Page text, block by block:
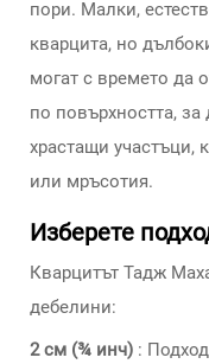
пори. Малки,
кварцита, но
могат с времето да
по повърхността, за
храстащи участъци,
или мръсотия.
Изберете
Кварцитът Тадж
дебелини:
2 см (¾ инч) :